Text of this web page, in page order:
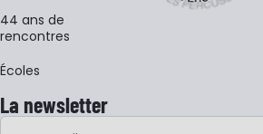
44 ans de
rencontres
Écoles
La newsletter
Adresse e-mail